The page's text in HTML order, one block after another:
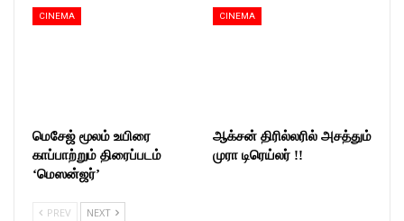
CINEMA
மெசேஜ் மூலம் உயிரை
காப்பாற்றும் திரைப்படம்
‘மெஸன்ஜர்’
CINEMA
ஆக்சன் திரில்லரில் அசத்தும்
முரா டிரெய்லர் !!
PREV NEXT